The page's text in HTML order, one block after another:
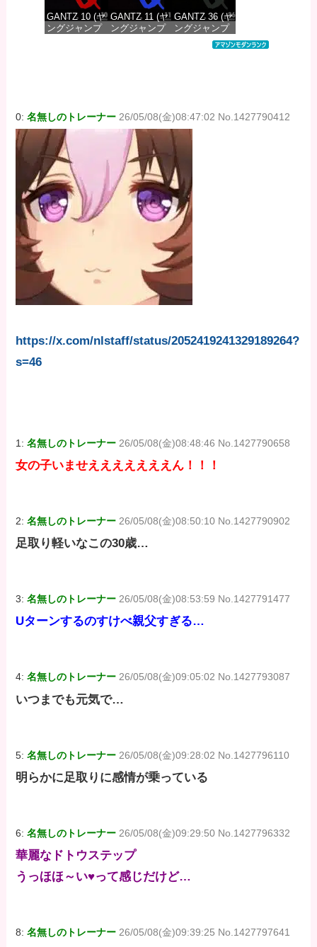
GANTZ 10 (ヤ
ングジャンプ
GANTZ 11 (ヤ
ングジャンプ
GANTZ 36 (ヤ
ングジャンプ
コミックス
0:名無しのトレーナー 26/05/08(金)08:47:02 No.1427790412
https://x.com/nlstaff/status/2052419241329189264?
s=46
1:名無しのトレーナー 26/05/08(金)08:48:46 No.1427790658
女の子いませえええええええん！！！
2:名無しのトレーナー 26/05/08(金)08:50:10 No.1427790902
足取り軽いなこの30歳…
3:名無しのトレーナー 26/05/08(金)08:53:59 No.1427791477
Uターンするのすけべ親父すぎる…
4:名無しのトレーナー 26/05/08(金)09:05:02 No.1427793087
いつまでも元気で…
5:名無しのトレーナー 26/05/08(金)09:28:02 No.1427796110
明らかに足取りに感情が乗っている
6:名無しのトレーナー 26/05/08(金)09:29:50 No.1427796332
華麗なドトウステップ
うっほほ～い♥って感じだけど…
8:名無しのトレーナー 26/05/08(金)09:39:25 No.1427797641